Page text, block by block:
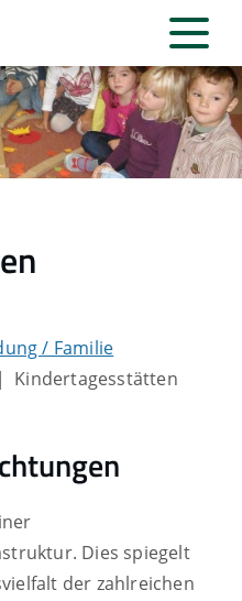
/ Familie
Kindertagesstätten
Dies spiegelt
der zahlreichen